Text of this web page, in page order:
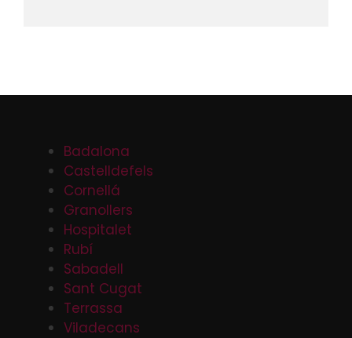
Badalona
Castelldefels
Cornellá
Granollers
Hospitalet
Rubí
Sabadell
Sant Cugat
Terrassa
Viladecans